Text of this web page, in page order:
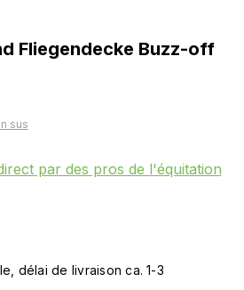
Fliegendecke Buzz-off
sus
par des pros de l'équitation
délai de livraison ca. 1-3